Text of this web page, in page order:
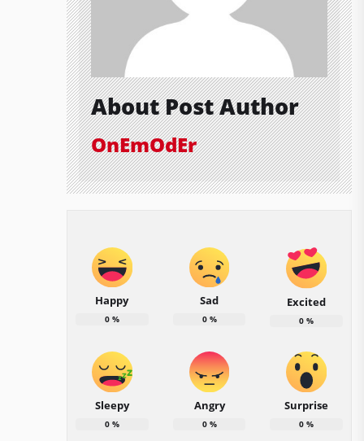
About Post Author
OnEmOdEr
Happy
0%
Sad
0%
Excited
0 %
Sleepy
0%
Angry
0%
Surprise
0 %